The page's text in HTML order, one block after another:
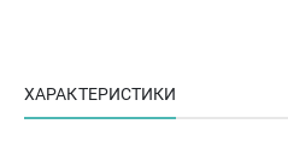
ХАРАКТЕРИСТИКИ